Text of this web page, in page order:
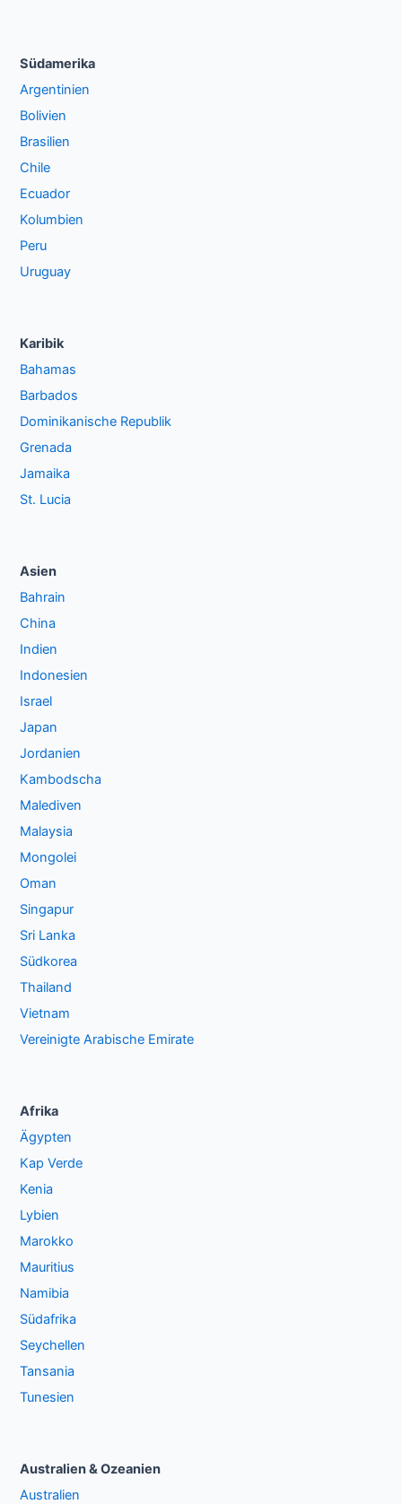
Südamerika
Argentinien
Bolivien
Brasilien
Chile
Ecuador
Kolumbien
Peru
Uruguay
Karibik
Bahamas
Barbados
Dominikanische Republik
Grenada
Jamaika
St. Lucia
Asien
Bahrain
China
Indien
Indonesien
Israel
Japan
Jordanien
Kambodscha
Malediven
Malaysia
Mongolei
Oman
Singapur
Sri Lanka
Südkorea
Thailand
Vietnam
Vereinigte Arabische Emirate
Afrika
Ägypten
Kap Verde
Kenia
Lybien
Marokko
Mauritius
Namibia
Südafrika
Seychellen
Tansania
Tunesien
Australien & Ozeanien
Australien